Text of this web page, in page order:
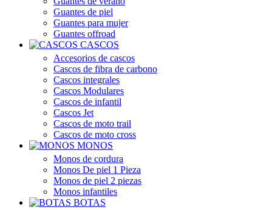
Guantes de piel
Guantes para mujer
Guantes offroad
CASCOS
Accesorios de cascos
Cascos de fibra de carbono
Cascos integrales
Cascos Modulares
Cascos de infantil
Cascos Jet
Cascos de moto trail
Cascos de moto cross
MONOS
Monos de cordura
Monos De piel 1 Pieza
Monos de piel 2 piezas
Monos infantiles
BOTAS